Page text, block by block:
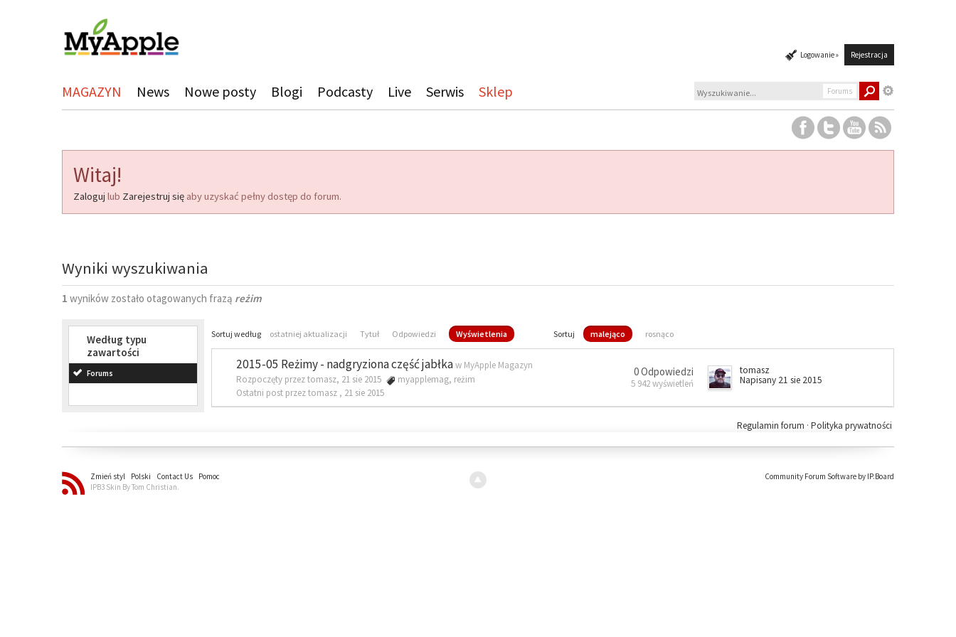
Logowanie » Rejestracja
MAGAZYN News Nowe posty Blogi Podcasty Live Serwis Sklep Forums
Witaj!
Zaloguj lub Zarejestruj się aby uzyskać pełny dostęp do forum.
Wyniki wyszukiwania
1 wyników zostało otagowanych frazą reżim
Według typu
zawartości
Forums
Sortuj według ostatniej aktualizacji Tytuł Odpowiedzi Wyświetlenia Sortuj malejąco rosnąco
2015-05 Reżimy - nadgryziona część jabłkaw MyApple Magazyn
Rozpoczęty przez tomasz, 21 sie 2015
myapplemag, reżim
Ostatni post przez tomasz , 21 sie 2015
0 Odpowiedzi
5 942 wyświetleń
tomasz
Napisany 21 sie 2015
Polityka prywatności
Regulamin forum ·
Zmień styl Polski Contact Us
Pomoc
IPB3 Skin By Tom Christian.
Community Forum Software by IP.Board